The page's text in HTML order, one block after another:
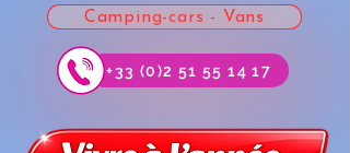
Camping-cars - Vans
+33 (0)2 51 55 14 17